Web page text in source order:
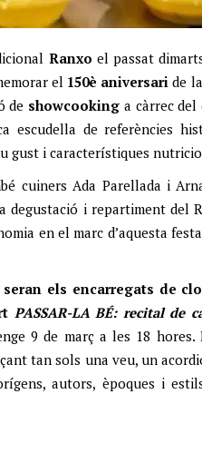
Ranxo el passat
el 150è aniversaride
de showcooking a càrrec
de referències
gust i característiques
cuiners Ada Parellada i
degustació i repartiment del
en el marc d’aquesta
els encarregats de
PASSAR-LA BÉ: recital de
9 de març a les 18 hores.
tan sols una veu, un
autors, èpoques i